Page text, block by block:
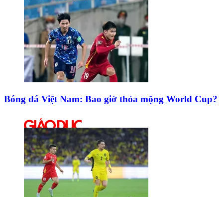
Bóng đá Việt Nam: Bao giờ thỏa mộng World Cup?